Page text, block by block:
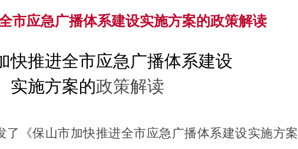
市应急广播体系建设实施方案的政策解读
快推进全市应急广播体系建设
实施方案的政策解读
了《保山市加快推进全市应急广播体系建设实施方案